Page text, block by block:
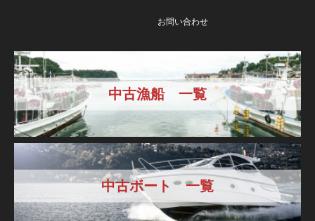
お問い合わせ
中古漁船 一覧
中古ボート 一覧